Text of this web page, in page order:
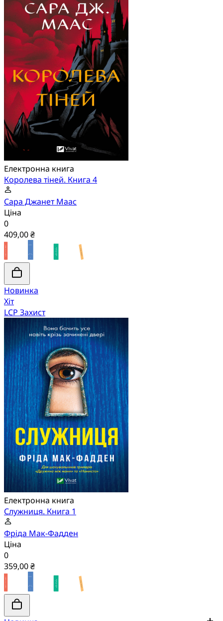
Електронна книга
Королева тіней. Книга 4
Сара Джанет Маас
Ціна
0
409,00 ₴
Новинка
Хіт
LCP Захист
Електронна книга
Служниця. Книга 1
Фріда Мак-Фадден
Ціна
0
359,00 ₴